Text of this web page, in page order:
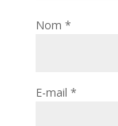
Nom *
E-mail *